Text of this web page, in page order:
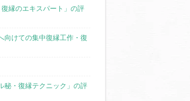
復縁のエキスパート」の評
向けての集中復縁工作・復
秘・復縁テクニック」の評